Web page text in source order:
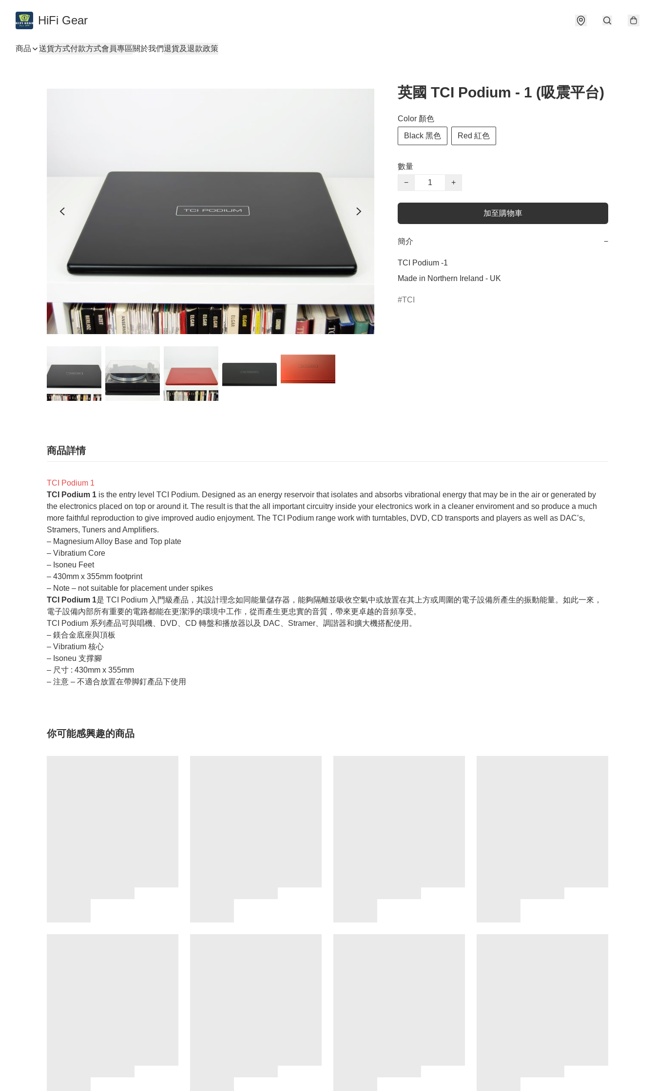
HiFi Gear
商品 送貨方式付款方式會員專區關於我們退貨及退款政策
英國 TCI Podium - 1 (吸震平台)
Color 顏色
Black 黑色 Red 紅色
數量
−
+
加至購物車
簡介 −
TCI Podium -1
Made in Northern Ireland - UK
TCI
商品詳情
TCI Podium 1
TCI Podium 1 is the entry level TCI Podium. Designed as an energy reservoir that isolates and absorbs vibrational energy that may be in the air or generated by
the electronics placed on top or around it. The result is that the all important circuitry inside your electronics work in a cleaner enviroment and so produce a much
more faithful reproduction to give improved audio enjoyment. The TCI Podium range work with turntables, DVD, CD transports and players as well as DAC’s,
Stramers, Tuners and Amplifiers.
– Magnesium Alloy Base and Top plate
– Vibratium Core
– Isoneu Feet
– 430mm x 355mm footprint
– Note – not suitable for placement under spikes
TCI Podium 1是 TCI Podium 入門級產品，其設計理念如同能量儲存器，能夠隔離並吸收空氣中或放置在其上方或周圍的電子設備所產生的振動能量。如此一來，
電子設備內部所有重要的電路都能在更潔淨的環境中工作，從而產生更忠實的音質，帶來更卓越的音頻享受。
TCI Podium 系列產品可與唱機、DVD、CD 轉盤和播放器以及 DAC、Stramer、調諧器和擴大機搭配使用。
– 鎂合金底座與頂板
– Vibratium 核心
– Isoneu 支撑腳
– 尺寸 : 430mm x 355mm
– 注意 – 不適合放置在帶脚釘產品下使用
你可能感興趣的商品